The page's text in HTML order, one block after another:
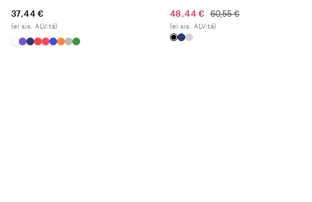
37,44 €
(ei sis. ALV:tä)
48,44 €
60,55 €
(ei sis. ALV:tä)